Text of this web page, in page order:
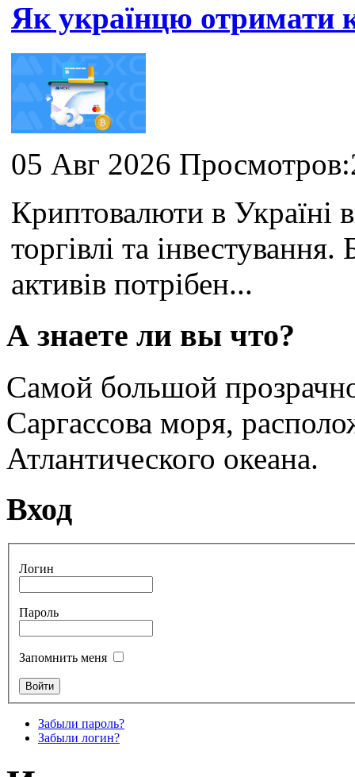
Як українцю отримати
05 Авг 2026
Криптовалюти в Україні
торгівлі та
активів потрібен...
А знаете ли вы что?
Самой большой
Саргассова моря,
Атлантического океана.
Вход
Логин
Пароль
Запомнить меня
Забыли пароль?
Забыли логин?